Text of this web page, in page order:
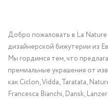
Добро пожаловать в La
дизайнерской бижутерии из
Мы гордимся тем, что
премиальные украшения от
как Ciclon, Vidda, Taratata,
Francesca Bianchi, Dansk,